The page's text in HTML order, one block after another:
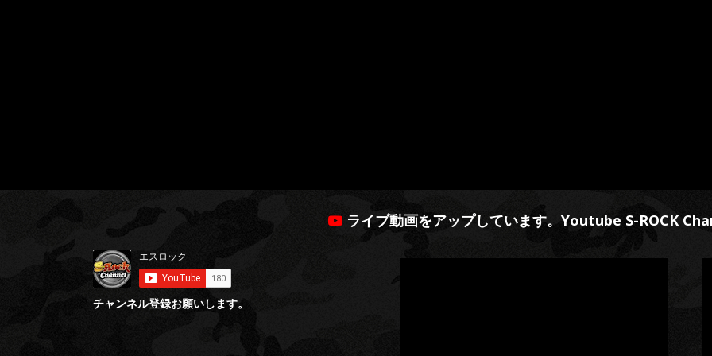
ライブ動画をアップしています。Youtube S-ROCK
チャンネル登録お願いします。